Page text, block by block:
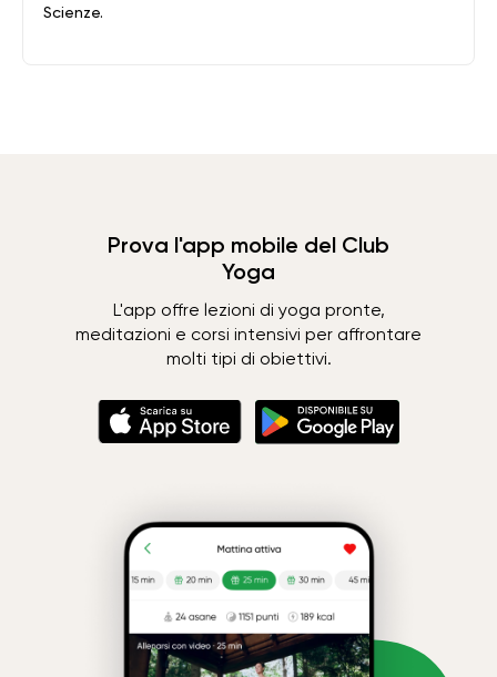
Scienze.
Prova l'app mobile del Club
Yoga
L'app offre lezioni di yoga pronte,
meditazioni e corsi intensivi per affrontare
molti tipi di obiettivi.